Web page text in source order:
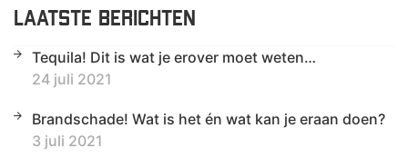
LAATSTE BERICHTEN
Tequila! Dit is wat je erover moet weten…
24 juli 2021
Brandschade! Wat is het én wat kan je eraan doen?
3 juli 2021